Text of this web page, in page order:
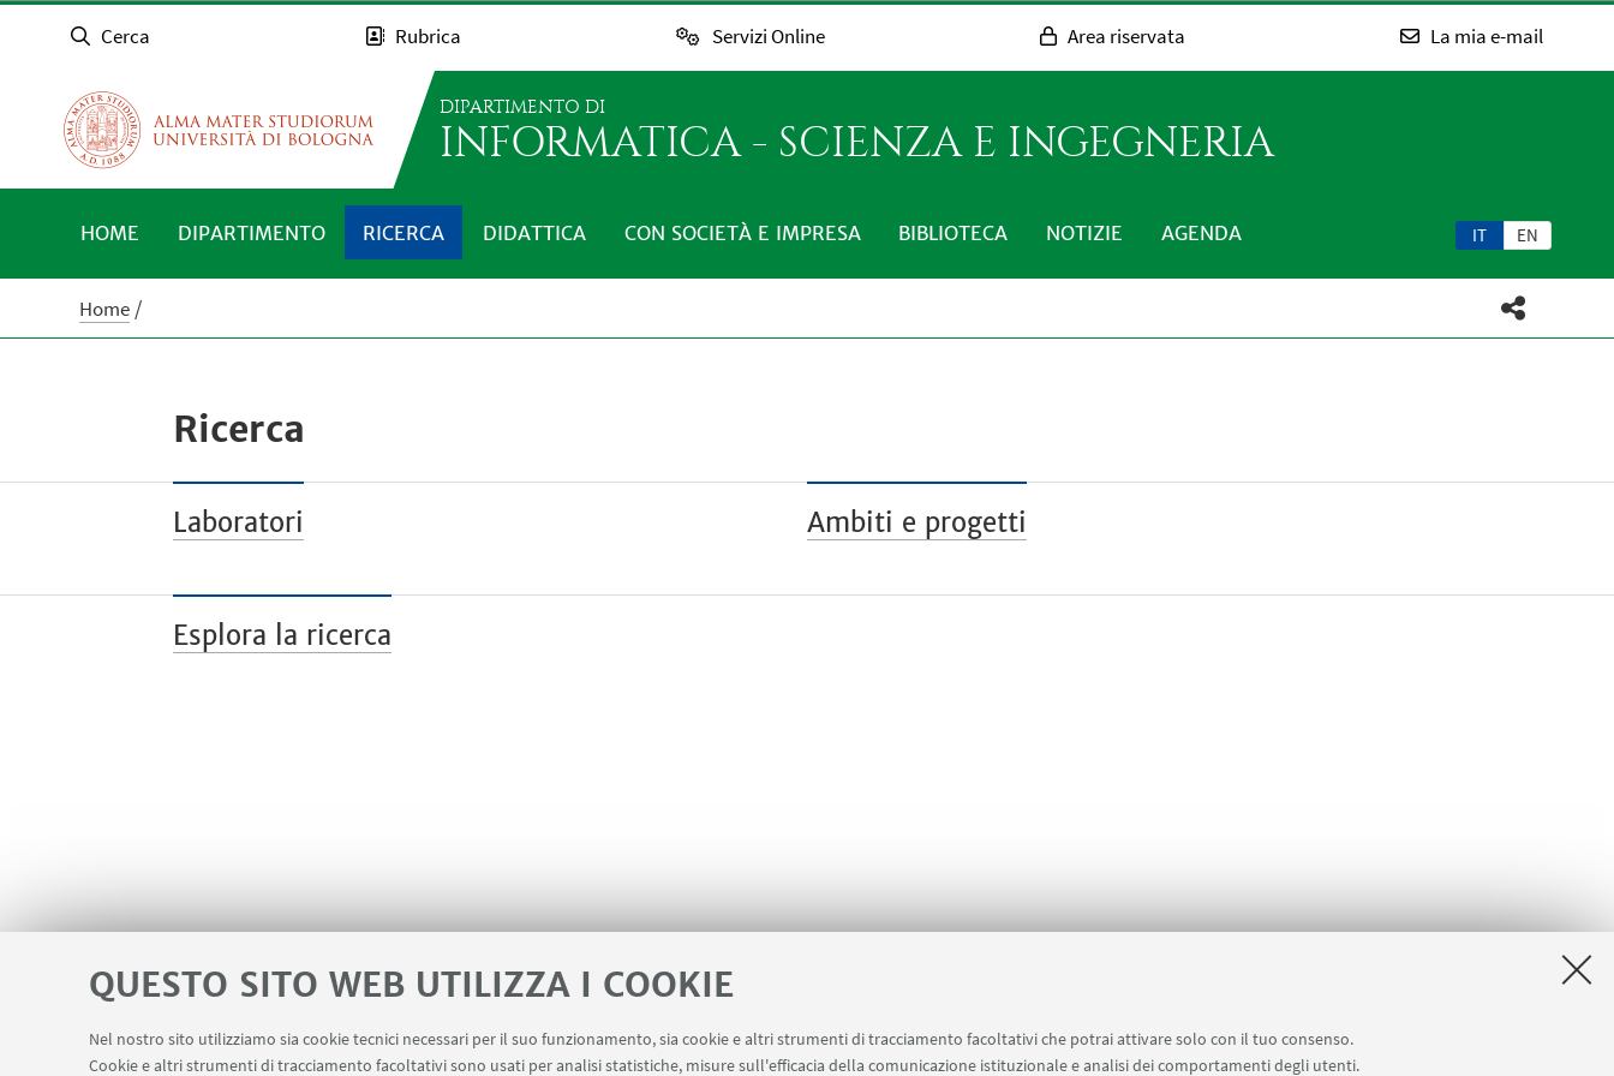
QUESTO SITO WEB UTILIZZA I COOKIE
Nel nostro sito utilizziamo sia cookie tecnici necessari per il suo funzionamento, sia cookie e altri strumenti di tracciamento facoltativi che potrai attivare solo con il tuo consenso.
Cookie e altri strumenti di tracciamento facoltativi sono usati per analisi statistiche, misure sull'efficacia della comunicazione istituzionale e analisi dei comportamenti degli utenti.
Cerca Rubrica Servizi Online Area riservata La mia e-mail
DIPARTIMENTO DI
INFORMATICA - SCIENZA E INGEGNERIA
IT EN
HOME DIPARTIMENTO RICERCA DIDATTICA CON SOCIETÀ E IMPRESA BIBLIOTECA NOTIZIE AGENDA
Home
Ricerca
Laboratori Ambiti e progetti
Esplora la ricerca
LINK UTILI Area riservata